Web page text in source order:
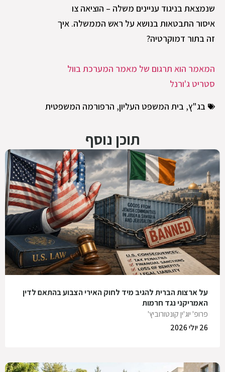
שנמצאת בניגוד עניינים משלה – הוציאה צו
איסור התבטאות בנושא על ראש הממשלה. איך
זה בתור דמוקרטיה?
המאמר הוא תרגום של מאמר המערכת בוול
סטריט ג'ורנל
בג"ץ, בית המשפט העליון, הרפורמה המשפטית
תוכן נוסף
על ארצות הברית להגיב מיד לחוק האירי הצבוע בהתאם לדין
האמריקני נגד חרמות
פרופ' יוג'ין קונטורוביץ'
26 יולי 2026